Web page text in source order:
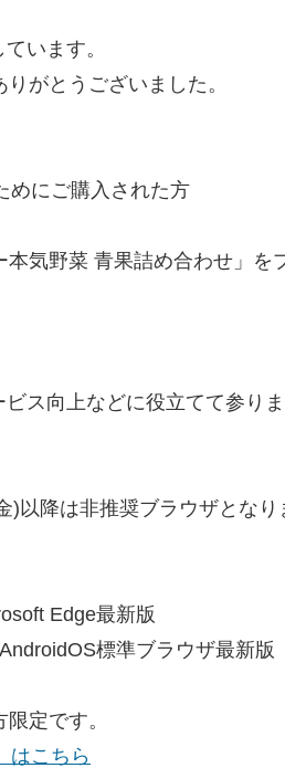
います。
がとうございました。
めにご購入された方
気野菜 青果詰め合わせ」を
ス向上などに役立てて参り
以降は非推奨ブラウザとなり
Edge最新版
標準ブラウザ最新版
定です。
はこちら